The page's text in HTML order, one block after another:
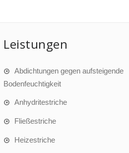
Leistungen
Abdichtungen gegen aufsteigende
Bodenfeuchtigkeit
Anhydritestriche
Fließestriche
Heizestriche